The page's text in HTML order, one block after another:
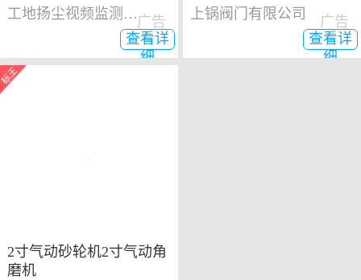
工地扬尘视频监测系统
查看详
细
广告
上锅阀门有限公司
查看详
细
广告
2寸气动砂轮机2寸气动角
磨机